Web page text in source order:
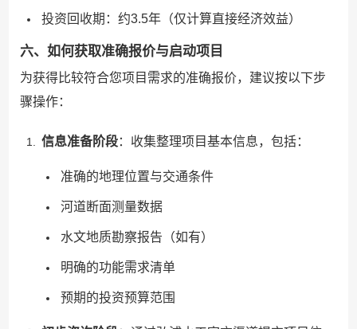
投资回收期：约3.5年（仅计算直接经济效益）
六、如何获取准确报价与启动项目
为获得比较符合您项目需求的准确报价，建议按以下步
骤操作：
信息准备阶段：收集整理项目基本信息，包括：
准确的地理位置与交通条件
河道断面测量数据
水文地质勘察报告（如有）
明确的功能需求清单
预期的投资预算范围